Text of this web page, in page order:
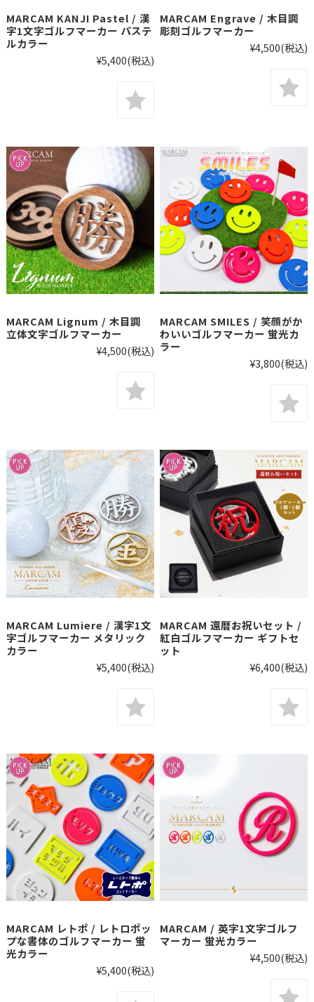
MARCAM KANJI Pastel / 漢
字1文字ゴルフマーカー パステ
ルカラー
¥5,400(税込)
MARCAM Engrave / 木目調
彫刻ゴルフマーカー
¥4,500(税込)
MARCAM Lignum / 木目調
立体文字ゴルフマーカー
¥4,500(税込)
MARCAM SMILES / 笑顔がか
わいいゴルフマーカー 蛍光カ
ラー
¥3,800(税込)
MARCAM Lumiere / 漢字1文
字ゴルフマーカー メタリック
カラー
¥5,400(税込)
MARCAM 還暦お祝いセット /
紅白ゴルフマーカー ギフトセ
ット
¥6,400(税込)
MARCAM レトポ / レトロポッ
プな書体のゴルフマーカー 蛍
光カラー
¥5,400(税込)
MARCAM / 英字1文字ゴルフ
マーカー 蛍光カラー
¥4,500(税込)